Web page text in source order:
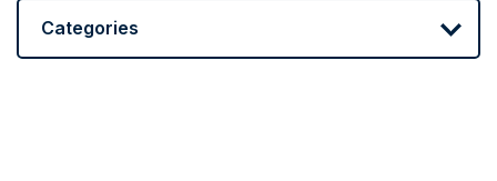
Categories